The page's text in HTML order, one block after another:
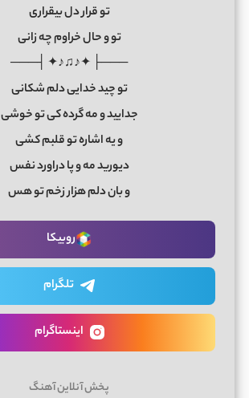
تو قرار دل بیقراری
تو و حال خراوم چه زانی
───├ ✦♪♫♪✦ ┤───
تو چید خدایی دلم شکانی
جدایید و مه گرده کی تو خوشی
و یه اشاره تو قلبم کشی
دیورید مه و پا دراورد نفس
و بان دلم هزار زخم تو هس
روبیکا
تلگرام
اینستاگرام
پخش آنلاین آهنگ